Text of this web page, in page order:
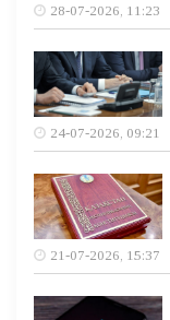
28-07-2026, 11:23
24-07-2026, 09:21
21-07-2026, 15:37